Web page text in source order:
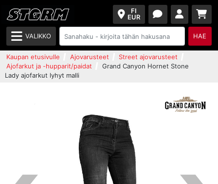
FI
EUR
VALIKKO HAE
Kaupan etusivulle Ajovarusteet
Street ajovarusteet
Ajofarkut ja -hupparit/paidat
Grand Canyon Hornet Stone
Lady ajofarkut lyhyt malli